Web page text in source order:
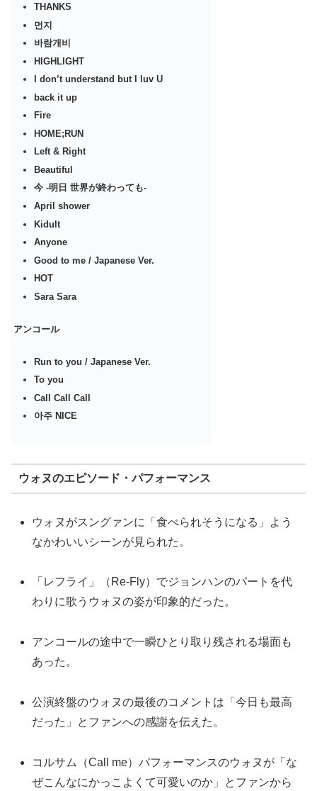
THANKS
먼지
바람개비
HIGHLIGHT
I don’t understand but I luv U
back it up
Fire
HOME;RUN
Left & Right
Beautiful
今 -明日 世界が終わっても-
April shower
Kidult
Anyone
Good to me / Japanese Ver.
HOT
Sara Sara
アンコール
Run to you / Japanese Ver.
To you
Call Call Call
아주 NICE
ウォヌのエピソード・パフォーマンス
ウォヌがスングァンに「食べられそうになる」よう
なかわいいシーンが見られた。
「レフライ」（Re-Fly）でジョンハンのパートを代
わりに歌うウォヌの姿が印象的だった。
アンコールの途中で一瞬ひとり取り残される場面も
あった。
公演終盤のウォヌの最後のコメントは「今日も最高
だった」とファンへの感謝を伝えた。
コルサム（Call me）パフォーマンスのウォヌが「な
ぜこんなにかっこよくて可愛いのか」とファンから